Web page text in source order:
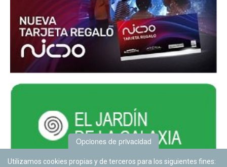
Opciones de privacidad
Utilizamos cookies propias y de terceros para los siguientes fines: